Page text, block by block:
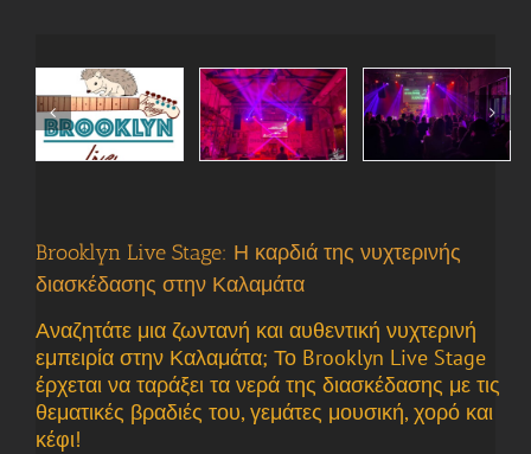
Brooklyn Live Stage: Η καρδιά της νυχτερινής
διασκέδασης στην Καλαμάτα
Αναζητάτε μια ζωντανή και αυθεντική νυχτερινή
εμπειρία στην Καλαμάτα; Το Brooklyn Live Stage
έρχεται να ταράξει τα νερά της διασκέδασης με τις
θεματικές βραδιές του, γεμάτες μουσική, χορό και
κέφι!